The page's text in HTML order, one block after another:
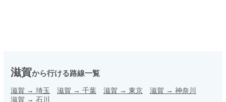
滋賀から行ける路線一覧
滋賀 → 埼玉 滋賀 → 千葉 滋賀 → 東京 滋賀 → 神奈川
滋賀 → 石川